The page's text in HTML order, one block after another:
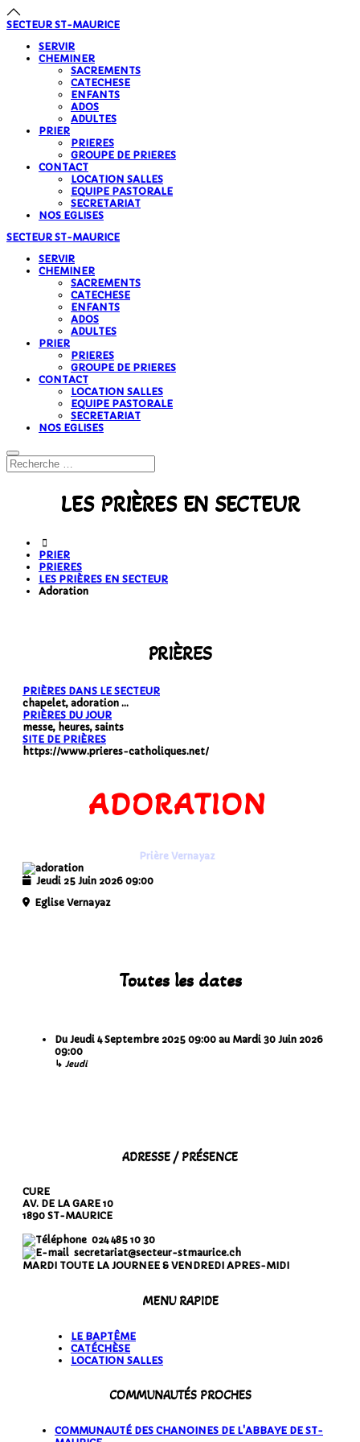
SECTEUR ST-MAURICE
SERVIR
CHEMINER
SACREMENTS
CATECHESE
ENFANTS
ADOS
ADULTES
PRIER
PRIERES
GROUPE DE PRIERES
CONTACT
LOCATION SALLES
EQUIPE PASTORALE
SECRETARIAT
NOS EGLISES
SECTEUR ST-MAURICE
SERVIR
CHEMINER
SACREMENTS
CATECHESE
ENFANTS
ADOS
ADULTES
PRIER
PRIERES
GROUPE DE PRIERES
CONTACT
LOCATION SALLES
EQUIPE PASTORALE
SECRETARIAT
NOS EGLISES
LES PRIÈRES EN SECTEUR
PRIER
PRIERES
LES PRIÈRES EN SECTEUR
Adoration
PRIÈRES
PRIÈRES DANS LE SECTEUR
chapelet, adoration ...
PRIÈRES DU JOUR
messe, heures, saints
SITE DE PRIÈRES
https://www.prieres-catholiques.net/
ADORATION
Prière Vernayaz
Jeudi 25 Juin 2026 09:00
Eglise Vernayaz
Toutes les dates
Du Jeudi 4 Septembre 2025 09:00 au Mardi 30 Juin 2026
09:00
↳ Jeudi
ADRESSE / PRÉSENCE
CURE
AV. DE LA GARE 10
1890 ST-MAURICE
024 485 10 30
secretariat@secteur-stmaurice.ch
MARDI TOUTE LA JOURNEE & VENDREDI APRES-MIDI
MENU RAPIDE
LE BAPTÊME
CATÉCHÈSE
LOCATION SALLES
COMMUNAUTÉS PROCHES
COMMUNAUTÉ DES CHANOINES DE L'ABBAYE DE ST-